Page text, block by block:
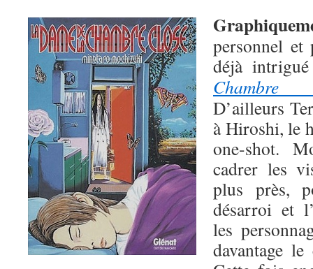
personnel et
déjà
Chambre
D’ailleurs
à Hiroshi, le
one-shot.
cadrer les
plus près,
désarroi et
les
davantage